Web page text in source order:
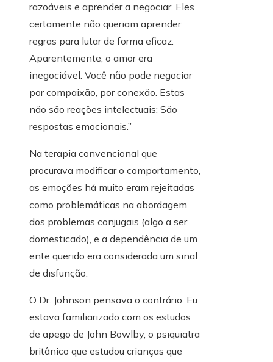
razoáveis ​​e aprender a negociar. Eles
certamente não queriam aprender
regras para lutar de forma eficaz.
Aparentemente, o amor era
inegociável. Você não pode negociar
por compaixão, por conexão. Estas
não são reações intelectuais; São
respostas emocionais.”
Na terapia convencional que
procurava modificar o comportamento,
as emoções há muito eram rejeitadas
como problemáticas na abordagem
dos problemas conjugais (algo a ser
domesticado), e a dependência de um
ente querido era considerada um sinal
de disfunção.
O Dr. Johnson pensava o contrário. Eu
estava familiarizado com os estudos
de apego de John Bowlby, o psiquiatra
britânico que estudou crianças que